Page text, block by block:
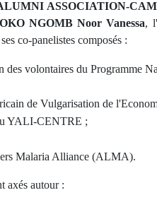
ASSOCIATION-
NGOMB Noor Vanessa,
co-panelistes composés :
des volontaires du Programme
de Vulgarisation de
YALI-CENTRE ;
Malaria Alliance (ALMA).
axés autour :